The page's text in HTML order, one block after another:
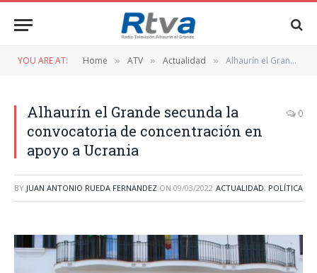
YOU ARE AT: Home » ATV » Actualidad » Alhaurín el Grande secunda la convocatoria de concentración en apoyo a Ucrania
Alhaurín el Grande secunda la
convocatoria de concentración en
apoyo a Ucrania
0
BY JUAN ANTONIO RUEDA FERNANDEZ ON 09/03/2022 ACTUALIDAD, POLÍTICA